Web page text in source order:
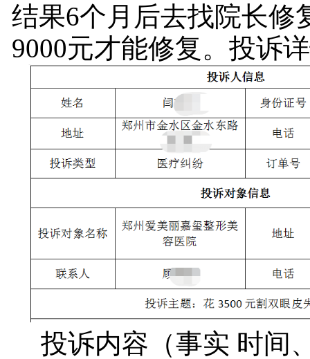
结果6个月后去找院长修
9000元才能修复。投诉
投诉内容（事实 时间